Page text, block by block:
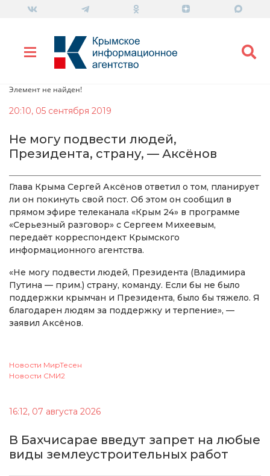
Элемент не найден!
20:10, 05 сентября 2019
Не могу подвести людей,
Президента, страну, — Аксёнов
Глава Крыма Сергей Аксёнов ответил о том, планирует
ли он покинуть свой пост. Об этом он сообщил в
прямом эфире телеканала «Крым 24» в программе
«Серьезный разговор» с Сергеем Михеевым,
передаёт корреспондект Крымского
информационного агентства.
«Не могу подвести людей, Президента (Владимира
Путина — прим.) страну, команду. Если бы не было
поддержки крымчан и Президента, было бы тяжело. Я
благодарен людям за поддержку и терпение», —
заявил Аксёнов.
Новости МирТесен
Новости СМИ2
16:12, 07 августа 2026
В Бахчисарае введут запрет на любые
виды землеустроительных работ